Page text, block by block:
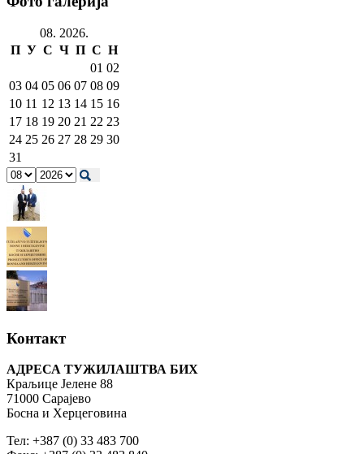
08. 2026.
П У С Ч П С Н
01 02
03 04 05 06 07 08 09
10 11 12 13 14 15 16
17 18 19 20 21 22 23
24 25 26 27 28 29 30
31
Контакт
АДРЕСА ТУЖИЛАШТВА БИХ
Краљице Јелене 88
71000 Сарајево
Босна и Херцеговина
Тел: +387 (0) 33 483 700